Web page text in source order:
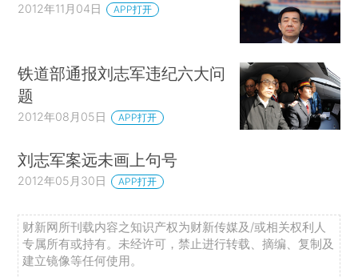
2012年11月04日 APP打开
铁道部通报刘志军违纪六大问
题
2012年08月05日 APP打开
刘志军案远未画上句号
2012年05月30日 APP打开
财新网所刊载内容之知识产权为财新传媒及/或相关权利人
专属所有或持有。未经许可，禁止进行转载、摘编、复制及
建立镜像等任何使用。